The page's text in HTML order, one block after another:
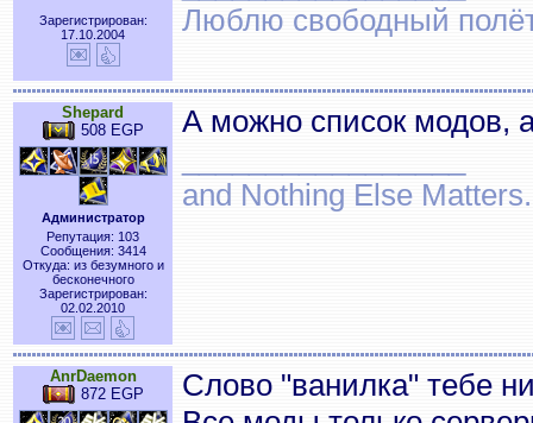
Зарегистрирован:
17.10.2004
Люблю свободный
Shepard
508 EGP
Администратор
Репутация: 103
Сообщения: 3414
Откуда: из безумного и
бесконечного
Зарегистрирован:
02.02.2010
А можно список модов,
and Nothing Else
AnrDaemon
872 EGP
Слово "ванилка" тебе